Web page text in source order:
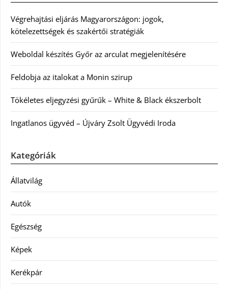
Végrehajtási eljárás Magyarországon: jogok,
kötelezettségek és szakértői stratégiák
Weboldal készítés Győr az arculat megjelenítésére
Feldobja az italokat a Monin szirup
Tökéletes eljegyzési gyűrűk – White & Black ékszerbolt
Ingatlanos ügyvéd – Újváry Zsolt Ügyvédi Iroda
Kategóriák
Állatvilág
Autók
Egészség
Képek
Kerékpár